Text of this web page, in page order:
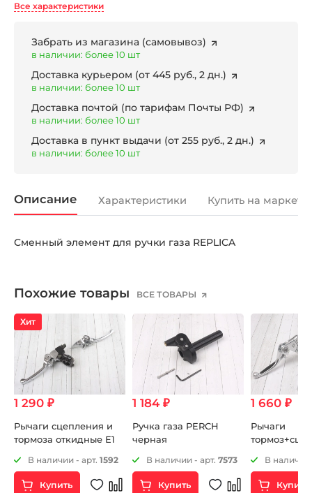
Все характеристики
Забрать из магазина (самовывоз)
в наличии: более 10 шт
Доставка курьером (от 445 руб., 2 дн.)
в наличии: более 10 шт
Доставка почтой (по тарифам Почты РФ)
в наличии: более 10 шт
Доставка в пункт выдачи (от 255 руб., 2 дн.)
в наличии: более 10 шт
Описание Характеристики Купить на
Сменный элемент для ручки газа REPLICA
Похожие товары ВСЕ ТОВАРЫ
Хит
1 290 ₽
Рычаги сцепления и
тормоза откидные Е1
В наличии - арт. 1592
Купить
1 184 ₽
Ручка газа PERCH
черная
В наличии - арт. 7573
Купить
1 660 ₽
Рычаги
В наличии
Купить